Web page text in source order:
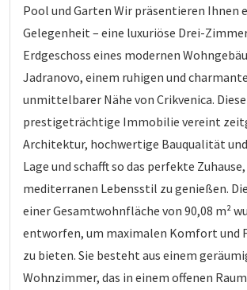
Pool und Garten Wir präsentieren Ihnen
Gelegenheit – eine luxuriöse Drei-
Erdgeschoss eines modernen
Jadranovo, einem ruhigen und
unmittelbarer Nähe von Crikvenica. Diese
prestigeträchtige Immobilie vereint
Architektur, hochwertige Bauqualität
Lage und schafft so das perfekte
mediterranen Lebensstil zu genießen.
einer Gesamtwohnfläche von 90,08 m²
entworfen, um maximalen Komfort und
zu bieten. Sie besteht aus einem
Wohnzimmer, das in einem offenen